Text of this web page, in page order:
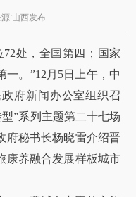
:山西发布
处，全国第四；国家
一。”12月5日上午，中
府新闻办公室组织召
”系列主题第二十七场
府秘书长杨晓雷介绍晋
康养融合发展样板城市